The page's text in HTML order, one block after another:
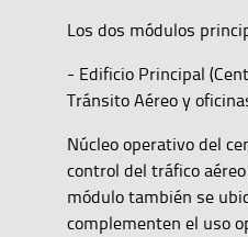
Los dos módulos
- Edificio Principal
Tránsito Aéreo y
Núcleo operativo del
control del tráfico
módulo también se
complementen el uso